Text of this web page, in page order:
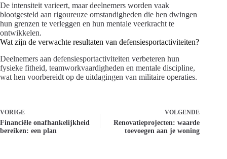
De intensiteit varieert, maar deelnemers worden vaak
blootgesteld aan rigoureuze omstandigheden die hen dwingen
hun grenzen te verleggen en hun mentale veerkracht te
ontwikkelen.
Wat zijn de verwachte resultaten van defensiesportactiviteiten?
Deelnemers aan defensiesportactiviteiten verbeteren hun
fysieke fitheid, teamworkvaardigheden en mentale discipline,
wat hen voorbereidt op de uitdagingen van militaire operaties.
VORIGE
Financiële onafhankelijkheid
bereiken: een plan
VOLGENDE
Renovatieprojecten: waarde
toevoegen aan je woning